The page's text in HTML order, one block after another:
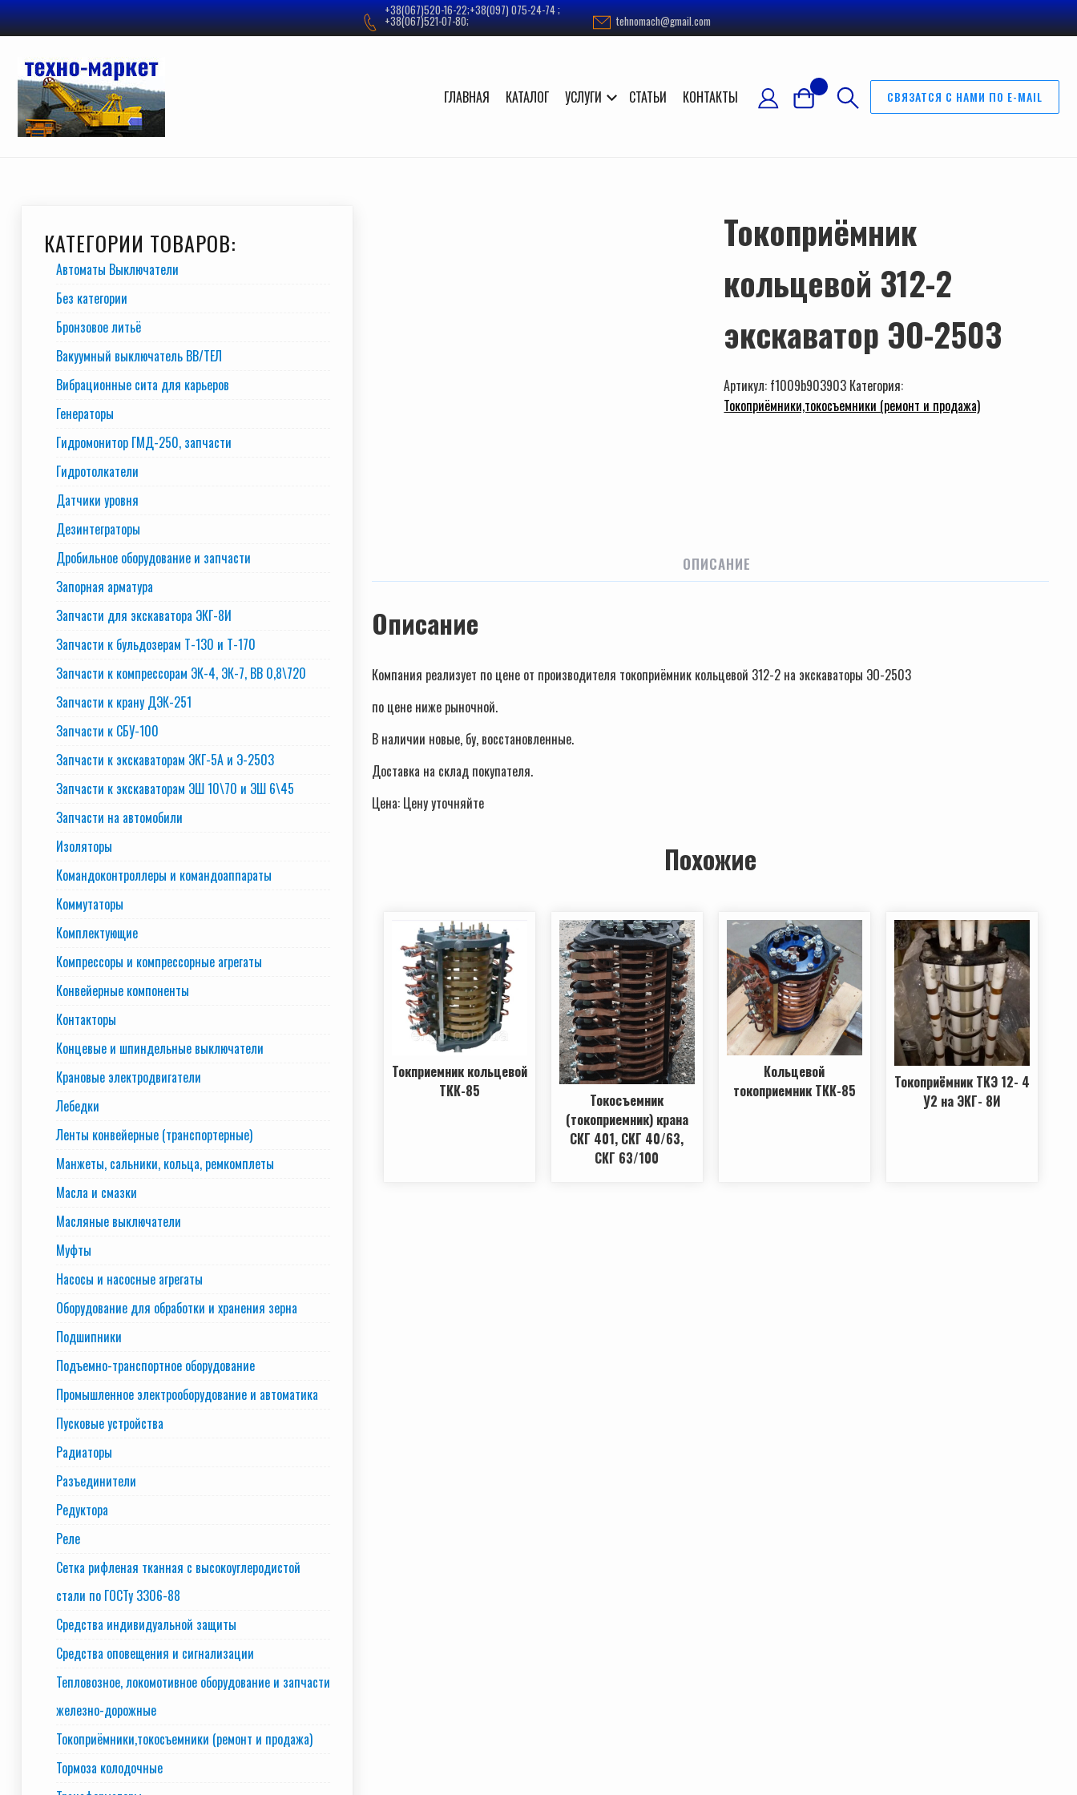
Перейти
к
содержимому
+38(067)520-16-22;+38(097) 075-24-74 ;
+38(067)521-07-80; tehnomach@gmail.com
ГЛАВНАЯ КАТАЛОГ УСЛУГИ СТАТЬИ КОНТАКТЫ СВЯЗАТСЯ С НАМИ ПО E-MAIL
Токоприёмник
кольцевой 312-2
экскаватор ЭО-2503
Артикул: f1009b903903 Категория:
Токоприёмники,токосъемники (ремонт и продажа)
ОПИСАНИЕ
Описание
Компания реализует по цене от производителя токоприёмник кольцевой 312-2 на экскаваторы ЭО-2503
по цене ниже рыночной.
В наличии новые, бу, восстановленные.
Доставка на склад покупателя.
Цена: Ценy уточняйте
Похожие
Токприемник кольцевой
ТКК-85
Токосъемник
(токоприемник) крана
СКГ 401, СКГ 40/63,
СКГ 63/100
Кольцевой
токоприемник ТКК-85
Токоприёмник ТКЭ 12- 4
У2 на ЭКГ- 8И
КАТЕГОРИИ ТОВАРОВ:
Автоматы Выключатели
Без категории
Бронзовое литьё
Вакуумный выключатель BB/TEЛ
Вибрационные сита для карьеров
Генераторы
Гидромонитор ГМД-250, запчасти
Гидротолкатели
Датчики уровня
Дезинтеграторы
Дробильное оборудование и запчасти
Запорная арматура
Запчасти для экскаватора ЭКГ-8И
Запчасти к бульдозерам Т-130 и Т-170
Запчасти к компрессорам ЭК-4, ЭК-7, ВВ 0,8\720
Запчасти к крану ДЭК-251
Запчасти к СБУ-100
Запчасти к экскаваторам ЭКГ-5А и Э-2503
Запчасти к экскаваторам ЭШ 10\70 и ЭШ 6\45
Запчасти на автомобили
Изоляторы
Командоконтроллеры и командоаппараты
Коммутаторы
Комплектующие
Компрессоры и компрессорные агрегаты
Конвейерные компоненты
Контакторы
Концевые и шпиндельные выключатели
Крановые электродвигатели
Лебедки
Ленты конвейерные (транспортерные)
Манжеты, сальники, кольца, ремкомплеты
Масла и смазки
Масляные выключатели
Муфты
Насосы и насосные агрегаты
Оборудование для обработки и хранения зерна
Подшипники
Подъемно-транспортное оборудование
Промышленное электрооборудование и автоматика
Пусковые устройства
Радиаторы
Разъединители
Редуктора
Реле
Сетка рифленая тканная с высокоуглеродистой
стали по ГОСТу 3306-88
Средства индивидуальной защиты
Средства оповещения и сигнализации
Тепловозное, локомотивное оборудование и запчасти
железно-дорожные
Токоприёмники,токосъемники (ремонт и продажа)
Тормоза колодочные